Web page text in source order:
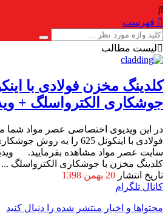
فهرست
لیست مطالب
جوشکاری الکترواسلگ +
در این ویدیوی اختصاصی عصر مواد شما
فولادی با اینکونل 625 را
سایت عصر مواد مشاهده بفرمایید.
کلدینگ مخزن با جوشکاری الکترواسلگ ...
تاریخ انتشار 20 بهمن 1398
کانال تلگرام
محتواها و اخبار منتشر شده را دنبال کنید